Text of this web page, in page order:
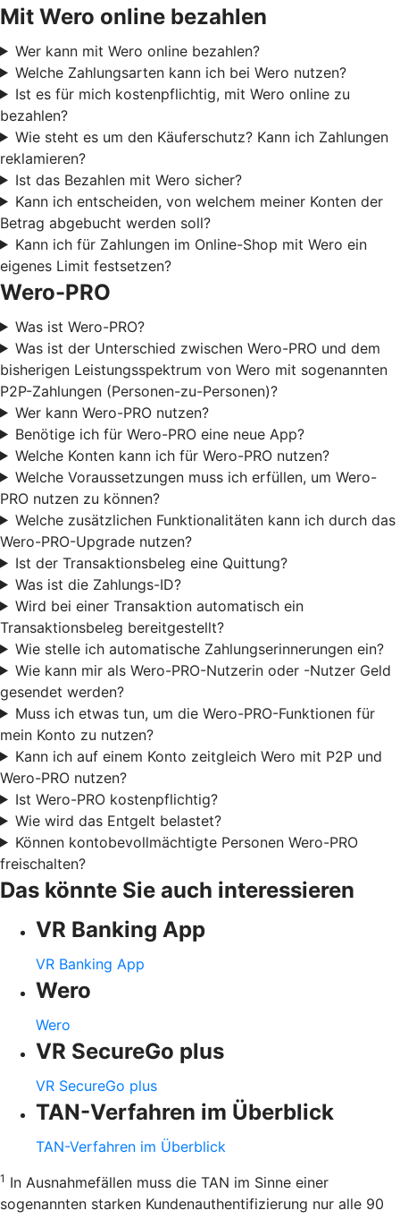
Mit Wero online bezahlen
Wer kann mit Wero online bezahlen?
Welche Zahlungsarten kann ich bei Wero nutzen?
Ist es für mich kostenpflichtig, mit Wero online zu
bezahlen?
Wie steht es um den Käuferschutz? Kann ich Zahlungen
reklamieren?
Ist das Bezahlen mit Wero sicher?
Kann ich entscheiden, von welchem meiner Konten der
Betrag abgebucht werden soll?
Kann ich für Zahlungen im Online-Shop mit Wero ein
eigenes Limit festsetzen?
Wero-PRO
Was ist Wero-PRO?
Was ist der Unterschied zwischen Wero-PRO und dem
bisherigen Leistungsspektrum von Wero mit sogenannten
P2P-Zahlungen (Personen-zu-Personen)?
Wer kann Wero-PRO nutzen?
Benötige ich für Wero-PRO eine neue App?
Welche Konten kann ich für Wero-PRO nutzen?
Welche Voraussetzungen muss ich erfüllen, um Wero-
PRO nutzen zu können?
Welche zusätzlichen Funktionalitäten kann ich durch das
Wero-PRO-Upgrade nutzen?
Ist der Transaktionsbeleg eine Quittung?
Was ist die Zahlungs-ID?
Wird bei einer Transaktion automatisch ein
Transaktionsbeleg bereitgestellt?
Wie stelle ich automatische Zahlungserinnerungen ein?
Wie kann mir als Wero-PRO-Nutzerin oder -Nutzer Geld
gesendet werden?
Muss ich etwas tun, um die Wero-PRO-Funktionen für
mein Konto zu nutzen?
Kann ich auf einem Konto zeitgleich Wero mit P2P und
Wero-PRO nutzen?
Ist Wero-PRO kostenpflichtig?
Wie wird das Entgelt belastet?
Können kontobevollmächtigte Personen Wero-PRO
freischalten?
Das könnte Sie auch interessieren
VR Banking App
VR Banking App
Wero
Wero
VR SecureGo plus
VR SecureGo plus
TAN-Verfahren im Überblick
TAN-Verfahren im Überblick
1 In Ausnahmefällen muss die TAN im Sinne einer
sogenannten starken Kundenauthentifizierung nur alle 90